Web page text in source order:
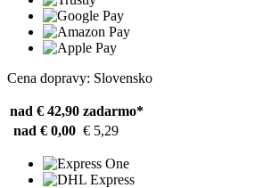
Cena dopravy: Slovensko
nad € 42,90 zadarmo*
nad € 0,00 € 5,29